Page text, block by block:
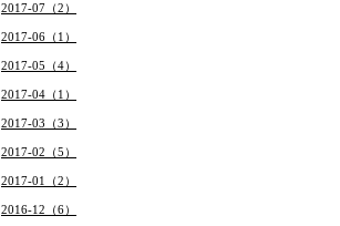
2017-07（2）
2017-06（1）
2017-05（4）
2017-04（1）
2017-03（3）
2017-02（5）
2017-01（2）
2016-12（6）